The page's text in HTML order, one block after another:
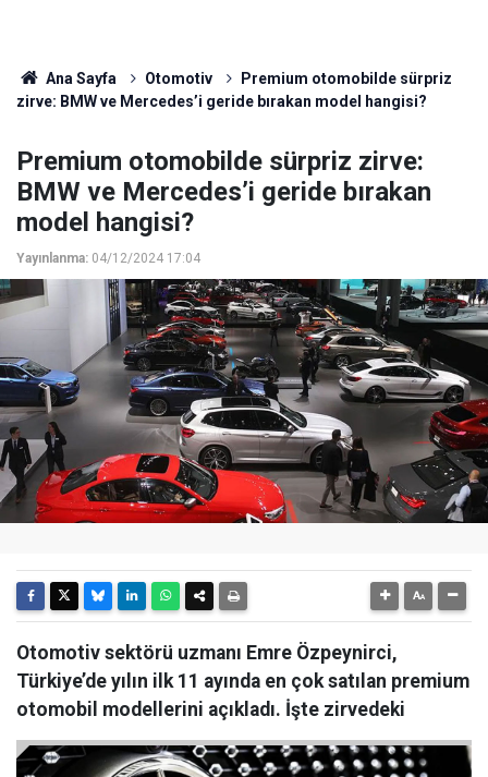
Ana Sayfa Otomotiv
Premium otomobilde sürpriz
zirve: BMW ve Mercedes’i geride bırakan model hangisi?
Premium otomobilde sürpriz zirve:
BMW ve Mercedes’i geride bırakan
model hangisi?
Yayınlanma: 04/12/2024 17:04
Otomotiv sektörü uzmanı Emre Özpeynirci,
Türkiye’de yılın ilk 11 ayında en çok satılan premium
otomobil modellerini açıkladı. İşte zirvedeki